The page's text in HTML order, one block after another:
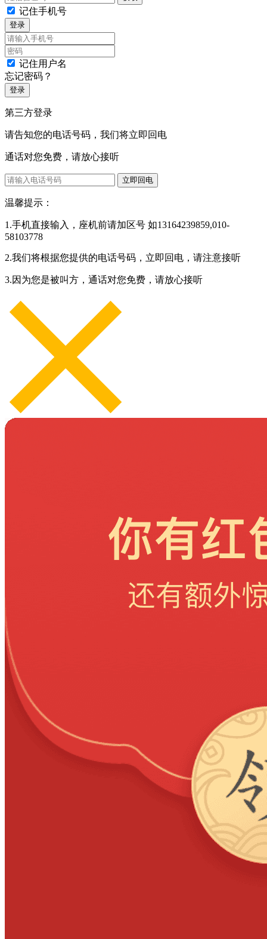
记住手机号
登录
记住用户名
忘记密码？
登录
第三方登录
请告知您的电话号码，我们将立即回电
通话对您免费，请放心接听
立即回电
温馨提示：
1.手机直接输入，座机前请加区号 如13164239859,010-
58103778
2.我们将根据您提供的电话号码，立即回电，请注意接听
3.因为您是被叫方，通话对您免费，请放心接听